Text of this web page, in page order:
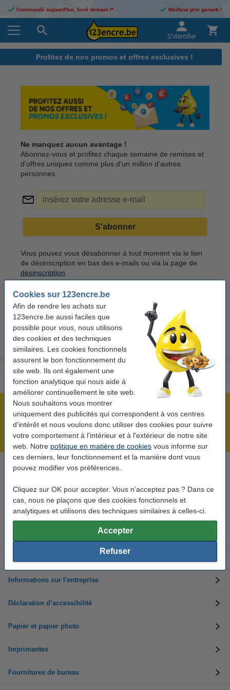
Cookies sur 123encre.be
Afin de rendre les achats sur
123encre.be aussi faciles que
possible pour vous, nous utilisons
des cookies et des techniques
similaires. Les cookies fonctionnels
assurent le bon fonctionnement du
site web. Ils ont également une
fonction analytique qui nous aide à
améliorer continuellement le site web.
Nous souhaitons vous montrer
uniquement des publicités qui correspondent à vos centres
d'intérêt et nous voulons donc utiliser des cookies pour suivre
votre comportement à l'intérieur et à l'extérieur de notre site
web. Notre politique en matière de cookies vous informe sur
ces derniers, leur fonctionnement et la manière dont vous
pouvez modifier vos préférences.
Cliquez sur OK pour accepter. Vous n’acceptez pas ? Dans ce
cas, nous ne plaçons que des cookies fonctionnels et
analytiques et utilisons des techniques similaires à celles-ci.
Accepter
Refuser
Commandé aujourd'hui, livré demain !* Meilleur prix garanti !
S'identifier
Profitez de nos promos et offres exclusives !
Ne manquez aucun avantage !
Abonnez-vous et profitez chaque semaine de remises et
d'offres uniques comme plus d'un million d'autres
personnes.
Vous pouvez vous désabonner à tout moment via le lien
de désinscription en bas des e-mails ou via la page de
désinscription.
Chez 123encre, nous accordons une grande importance
à la protection de votre vie privée. Vos données
personnelles sont donc traitées avec soin. Veuillez lire
notrepolitique de confidentialité pour plus d'informations.
Plus de 5 millions de clients !
Commandé avant 22h00, livré demain !
Meilleur prix garanti !
Besoin d’aide ? Appelez-nous au +32 (0)9 39 64 123
Cartouches d'encre
Informations sur l'entreprise
Déclaration d’accessibilité
Papier et papier photo
Imprimantes
Fournitures de bureau